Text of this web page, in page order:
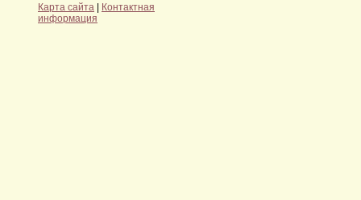
Карта сайта | Контактная
информация